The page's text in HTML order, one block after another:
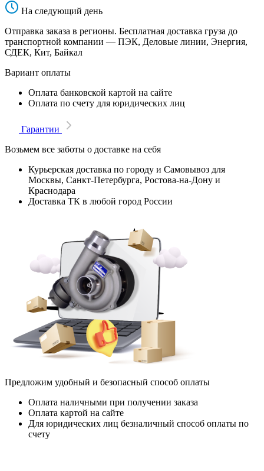
На следующий день
Отправка заказа в регионы. Бесплатная доставка груза до
транспортной компании — ПЭК, Деловые линии, Энергия,
СДЕК, Кит, Байкал
Вариант оплаты
Оплата банковской картой на сайте
Оплата по счету для юридических лиц
Гарантии
Возьмем все заботы о доставке на себя
Курьерская доставка по городу и Самовывоз для
Москвы, Санкт-Петербурга, Ростова-на-Дону и
Краснодара
Доставка ТК в любой город России
Предложим удобный и безопасный способ оплаты
Оплата наличными при получении заказа
Оплата картой на сайте
Для юридических лиц безналичный способ оплаты по
счету